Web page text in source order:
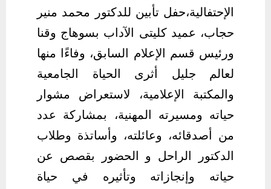
الإحتفالية،حفل تأبين للدكتور محمد منير
حجاب، عميد كليتى الآداب بسوهاج وقنا
ورئيس قسم الإعلام السابق، وفاءًا منها
لعالم جليل أثرى الحياة الجامعية
والمكتبة الإعلامية، لاستعر اض مشوار
حياته ومسيرته المهنية، بمشاركة عدد
من أصدقائه، وعائلته، وأساتذة وطلاب
الدكتور الراحل و الحضور بقصص عن
حياته وإنجازاته وتأثيره في حياة